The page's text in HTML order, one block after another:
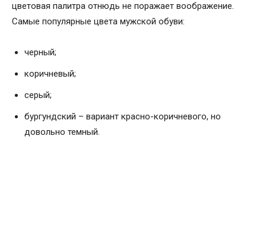
цветовая палитра отнюдь не поражает воображение.
Самые популярные цвета мужской обуви:
черный;
коричневый;
серый;
бургундский – вариант красно-коричневого, но
довольно темный.